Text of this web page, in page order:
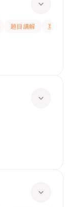
題目講解
互動教學